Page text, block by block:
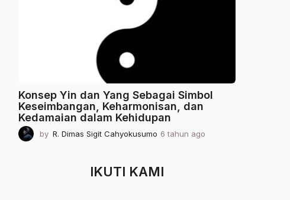
Konsep Yin dan Yang Sebagai Simbol
Keseimbangan, Keharmonisan, dan
Kedamaian dalam Kehidupan
by R. Dimas Sigit Cahyokusumo 6 tahun ago
IKUTI KAMI